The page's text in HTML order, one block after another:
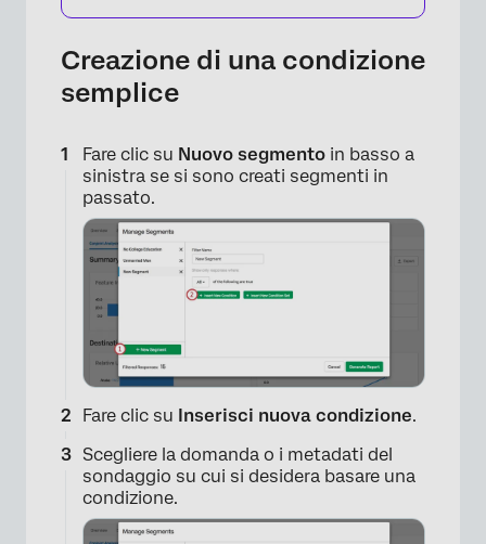
×
Creazione di una condizione
semplice
Fare clic su Nuovo segmento in basso a
sinistra se si sono creati segmenti in
passato.
Fare clic su Inserisci nuova condizione.
Scegliere la domanda o i metadati del
sondaggio su cui si desidera basare una
condizione.